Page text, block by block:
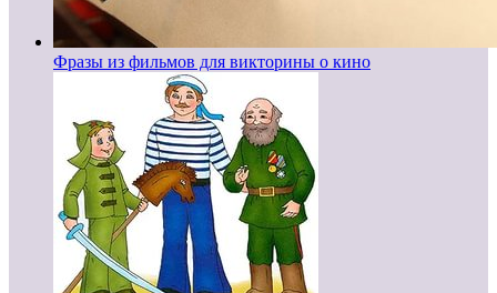
Фразы из фильмов для викторины о кино